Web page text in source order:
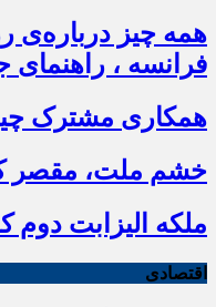
همه چیز
فرانسه ، راهنمای
همکاری مشترک
خشم ملت، مقصر
ملکه الیزابت دوم
اقتصادی